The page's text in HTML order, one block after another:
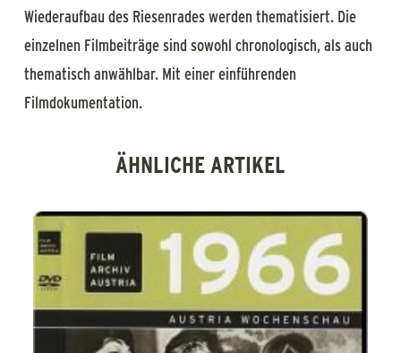
Wiederaufbau des Riesenrades werden thematisiert. Die
einzelnen Filmbeiträge sind sowohl chronologisch, als auch
thematisch anwählbar. Mit einer einführenden
Filmdokumentation.
ÄHNLICHE ARTIKEL